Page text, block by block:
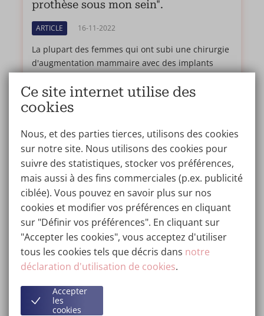
prothèse sous mon sein".
ARTICLE 16-11-2022
La plupart des femmes qui ont subi une chirurgie
d'augmentation mammaire avec des implants
mammaires peuvent passer des années, voire des
décennies, sans aucun problème. Mais pour la
minorité qui peut rencontrer des problèmes, cela
Lisez plus...
Ce site internet utilise des
cookies
Nous, et des parties tierces, utilisons des cookies
sur notre site. Nous utilisons des cookies pour
suivre des statistiques, stocker vos préférences,
mais aussi à des fins commerciales (p.ex. publicité
ciblée). Vous pouvez en savoir plus sur nos
cookies et modifier vos préférences en cliquant
sur "Définir vos préférences". En cliquant sur
"Accepter les cookies", vous acceptez d'utiliser
tous les cookies tels que décris dans notre
déclaration d'utilisation de cookies.
Accepter
les
cookies